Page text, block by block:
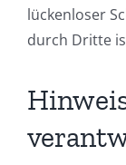
lückenloser
durch Dritte